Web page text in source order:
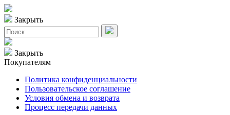
Закрыть
Закрыть
Покупателям
Политика конфиденциальности
Пользовательское соглашение
Условия обмена и возврата
Процесс передачи данных